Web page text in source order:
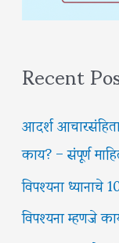
Recent
आदर्श
काय? – संपूर्ण
विपश्यना
विपश्यना म्हणजे